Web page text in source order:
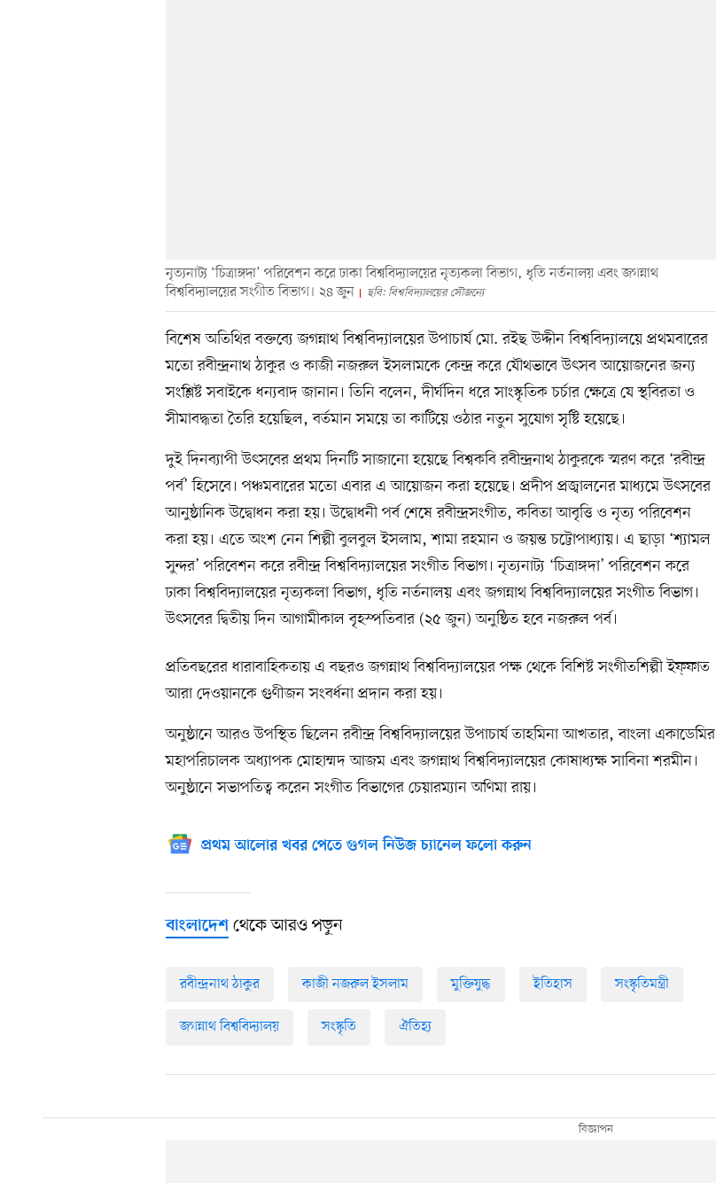
নৃত্যনাট্য ‘চিত্রাঙ্গদা’ পরিবেশন করে ঢাকা বিশ্ববিদ্যালয়ের নৃত্যকলা বিভাগ, ধৃতি নর্তনালয় এবং জগন্নাথ
বিশ্ববিদ্যালয়ের সংগীত বিভাগ। ২৪ জুন
ছবি: বিশ্ববিদ্যালয়ের সৌজন্যে
বিশেষ অতিথির বক্তব্যে জগন্নাথ বিশ্ববিদ্যালয়ের উপাচার্য মো. রইছ উদ্দীন বিশ্ববিদ্যালয়ে প্রথমবারের
মতো রবীন্দ্রনাথ ঠাকুর ও কাজী নজরুল ইসলামকে কেন্দ্র করে যৌথভাবে উৎসব আয়োজনের জন্য
সংশ্লিষ্ট সবাইকে ধন্যবাদ জানান। তিনি বলেন, দীর্ঘদিন ধরে সাংস্কৃতিক চর্চার ক্ষেত্রে যে স্থবিরতা ও
সীমাবদ্ধতা তৈরি হয়েছিল, বর্তমান সময়ে তা কাটিয়ে ওঠার নতুন সুযোগ সৃষ্টি হয়েছে।
দুই দিনব্যাপী উৎসবের প্রথম দিনটি সাজানো হয়েছে বিশ্বকবি রবীন্দ্রনাথ ঠাকুরকে স্মরণ করে ‘রবীন্দ্র
পর্ব’ হিসেবে। পঞ্চমবারের মতো এবার এ আয়োজন করা হয়েছে। প্রদীপ প্রজ্বালনের মাধ্যমে উৎসবের
আনুষ্ঠানিক উদ্বোধন করা হয়। উদ্বোধনী পর্ব শেষে রবীন্দ্রসংগীত, কবিতা আবৃত্তি ও নৃত্য পরিবেশন
করা হয়। এতে অংশ নেন শিল্পী বুলবুল ইসলাম, শামা রহমান ও জয়ন্ত চট্টোপাধ্যায়। এ ছাড়া ‘শ্যামল
সুন্দর’ পরিবেশন করে রবীন্দ্র বিশ্ববিদ্যালয়ের সংগীত বিভাগ। নৃত্যনাট্য ‘চিত্রাঙ্গদা’ পরিবেশন করে
ঢাকা বিশ্ববিদ্যালয়ের নৃত্যকলা বিভাগ, ধৃতি নর্তনালয় এবং জগন্নাথ বিশ্ববিদ্যালয়ের সংগীত বিভাগ।
উৎসবের দ্বিতীয় দিন আগামীকাল বৃহস্পতিবার (২৫ জুন) অনুষ্ঠিত হবে নজরুল পর্ব।
প্রতিবছরের ধারাবাহিকতায় এ বছরও জগন্নাথ বিশ্ববিদ্যালয়ের পক্ষ থেকে বিশিষ্ট সংগীতশিল্পী ইফ্ফাত
আরা দেওয়ানকে গুণীজন সংবর্ধনা প্রদান করা হয়।
অনুষ্ঠানে আরও উপস্থিত ছিলেন রবীন্দ্র বিশ্ববিদ্যালয়ের উপাচার্য তাহমিনা আখতার, বাংলা একাডেমির
মহাপরিচালক অধ্যাপক মোহাম্মদ আজম এবং জগন্নাথ বিশ্ববিদ্যালয়ের কোষাধ্যক্ষ সাবিনা শরমীন।
অনুষ্ঠানে সভাপতিত্ব করেন সংগীত বিভাগের চেয়ারম্যান অণিমা রায়।
প্রথম আলোর খবর পেতে গুগল নিউজ চ্যানেল ফলো করুন
বাংলাদেশ থেকে আরও পড়ুন
রবীন্দ্রনাথ ঠাকুর কাজী নজরুল ইসলাম মুক্তিযুদ্ধ ইতিহাস সংস্কৃতিমন্ত্রী
জগন্নাথ বিশ্ববিদ্যালয় সংস্কৃতি ঐতিহ্য